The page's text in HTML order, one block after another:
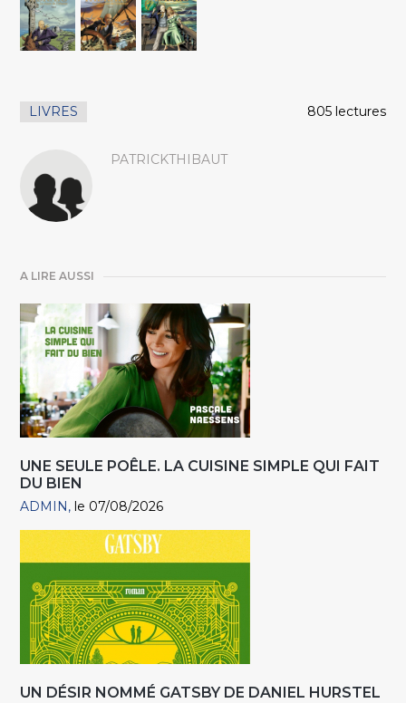
LIVRES 805 lectures
PATRICKTHIBAUT
A LIRE AUSSI
UNE SEULE POÊLE. LA CUISINE SIMPLE QUI FAIT
DU BIEN
ADMIN le 07/08/2026
UN DÉSIR NOMMÉ GATSBY DE DANIEL HURSTEL